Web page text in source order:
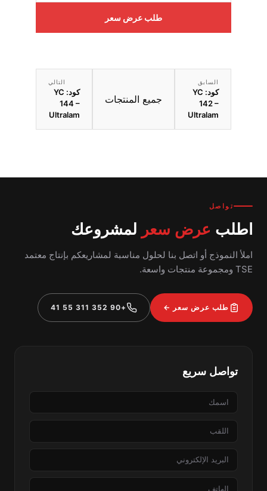
طلب عرض سعر
السابق
كود: YC
142 –
Ultralam
جميع المنتجات
التالي
كود: YC
144 –
Ultralam
تواصل
اطلب عرض سعر لمشروعك
املأ النموذج أو اتصل بنا لحلول مناسبة لمشاريعكم بإنتاج معتمد
TSE ومجموعة منتجات واسعة.
طلب عرض سعر ← +90 352 311 55 41
تواصل سريع
الاسم
اللقب
البريد
الإلكتروني
الهاتف